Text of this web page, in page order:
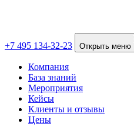
+7 495 134-32-23 Открыть меню
Компания
База знаний
Мероприятия
Кейсы
Клиенты и отзывы
Цены